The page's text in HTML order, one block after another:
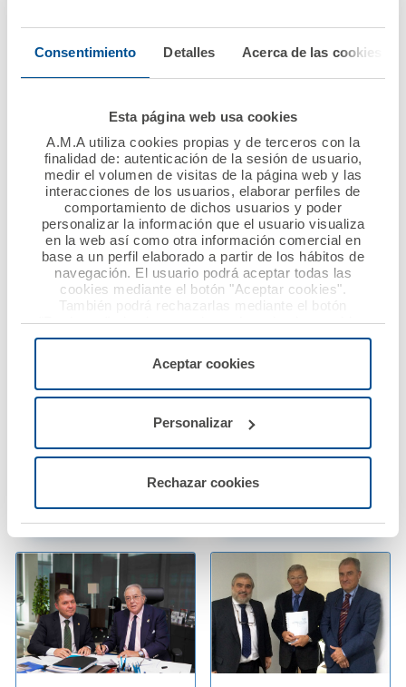
Consentimiento Detalles Acerca de las cookies
Esta página web usa cookies
A.M.A utiliza cookies propias y de terceros con la
finalidad de: autenticación de la sesión de usuario,
medir el volumen de visitas de la página web y las
interacciones de los usuarios, elaborar perfiles de
comportamiento de dichos usuarios y poder
personalizar la información que el usuario visualiza
en la web así como otra información comercial en
base a un perfil elaborado a partir de los hábitos de
navegación. El usuario podrá aceptar todas las
cookies mediante el botón "Aceptar cookies".
También podrá rechazarlas mediante el botón
"Rechazar", donde se rechazarán todas las cookies
menos las necesarias para permitir el acceso a los
configurarlas usando el botón “Personalizar".
Aceptar cookies
Personalizar
Rechazar cookies
20,3 millones de
euros
de colaboración
12 mayo 2017
Enfermería de Teruel
firma una póliza
colectiva de decesos
12 mayo 2017
Ópticos-
Optometristas de
su convenio de
colaboración